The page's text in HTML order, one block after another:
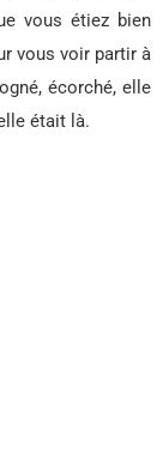
vous étiez bien
vous voir partir à
écorché, elle
était là.